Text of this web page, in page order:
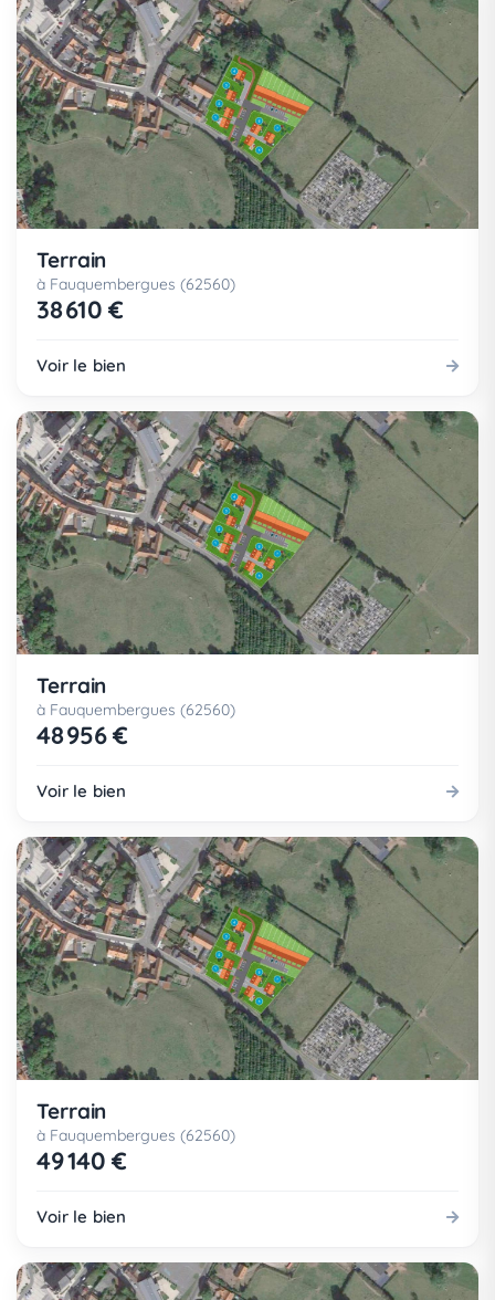
Terrain
à Fauquembergues (62560)
38 610 €
Voir le bien
Terrain
à Fauquembergues (62560)
48 956 €
Voir le bien
Terrain
à Fauquembergues (62560)
49 140 €
Voir le bien